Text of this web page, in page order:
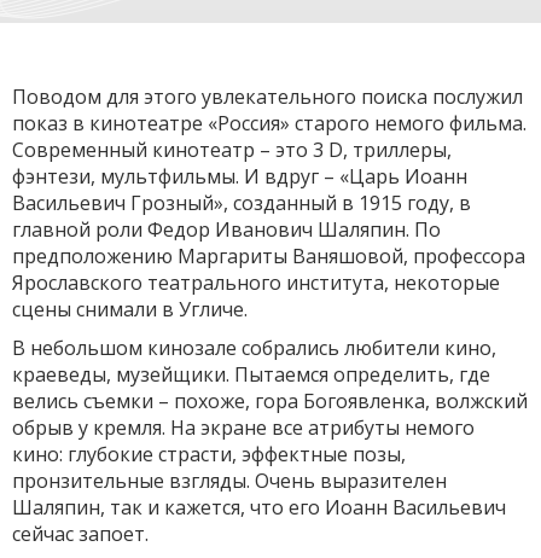
Поводом для этого увлекательного поиска послужил
показ в кинотеатре «Россия» старого немого фильма.
Современный кинотеатр – это 3 D, триллеры,
фэнтези, мультфильмы. И вдруг – «Царь Иоанн
Васильевич Грозный», созданный в 1915 году, в
главной роли Федор Иванович Шаляпин. По
предположению Маргариты Ваняшовой, профессора
Ярославского театрального института, некоторые
сцены снимали в Угличе.
В небольшом кинозале собрались любители кино,
краеведы, музейщики. Пытаемся определить, где
велись съемки – похоже, гора Богоявленка, волжский
обрыв у кремля. На экране все атрибуты немого
кино: глубокие страсти, эффектные позы,
пронзительные взгляды. Очень выразителен
Шаляпин, так и кажется, что его Иоанн Васильевич
сейчас запоет.